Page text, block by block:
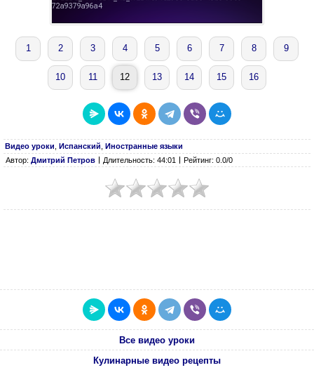
1 2 3 4 5 6 7 8 9
10 11 12 13 14 15 16
Видео уроки Испанский Иностранные языки
Автор: Дмитрий Петров Длительность: 44:01 Рейтинг: 0.0/0
Все видео уроки
Кулинарные видео рецепты